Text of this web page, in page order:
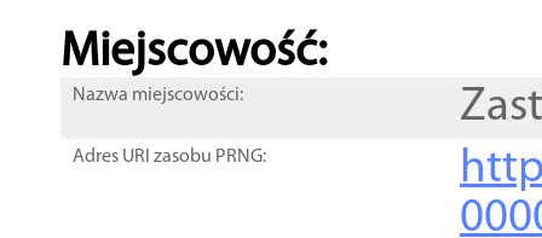
Miejscowość:
Nazwa miejscowości:
Adres URI zasobu PRNG: